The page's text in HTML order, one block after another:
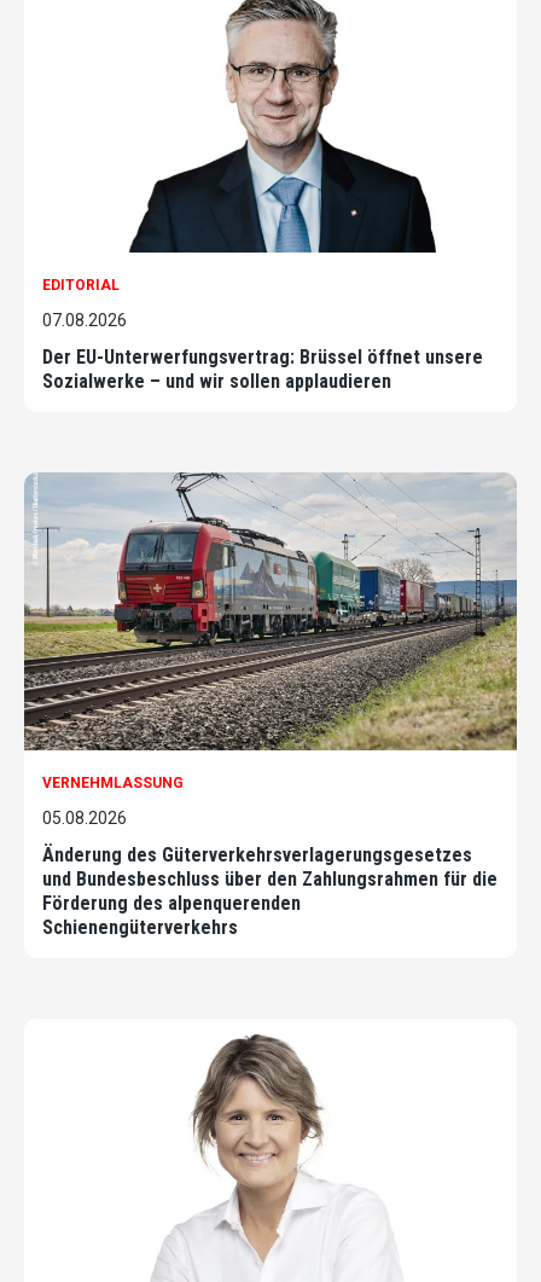
EDITORIAL
07.08.2026
Der EU-Unterwerfungsvertrag: Brüssel öffnet unsere
Sozialwerke – und wir sollen applaudieren
VERNEHMLASSUNG
05.08.2026
Änderung des Güterverkehrsverlagerungsgesetzes
und Bundesbeschluss über den Zahlungsrahmen für die
Förderung des alpenquerenden
Schienengüterverkehrs